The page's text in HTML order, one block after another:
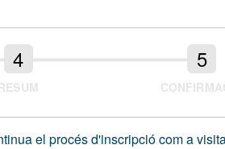
RESUM
el procés d'inscripció com a